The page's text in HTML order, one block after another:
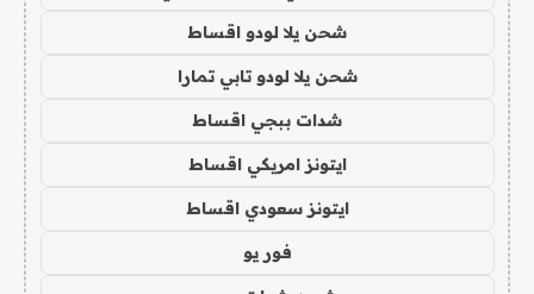
شحن يلا لودو اقساط
شحن يلا لودو تابي تمارا
شدات ببجي اقساط
ايتونز امريكي اقساط
ايتونز سعودي اقساط
فور يو